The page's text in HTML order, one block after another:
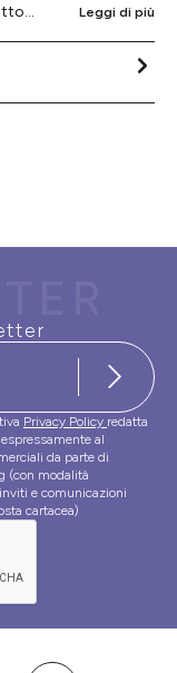
Leggi di più
Privacy Policy redatta
al
da parte di
(con modalità
e comunicazioni
cartacea)